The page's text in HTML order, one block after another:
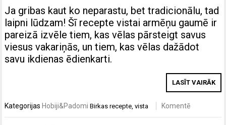
Ja gribas kaut ko neparastu, bet tradicionālu, tad
laipni lūdzam! Šī recepte vistai armēņu gaumē ir
pareizā izvēle tiem, kas vēlas pārsteigt savus
viesus vakariņās, un tiem, kas vēlas dažādot
savu ikdienas ēdienkarti.
LASĪT VAIRĀK
Kategorijas Hobiji&Padomi Birkasrecepte ,vista Komentē